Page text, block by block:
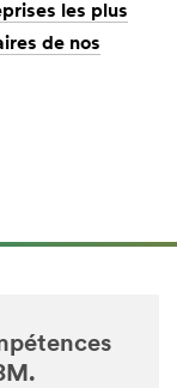
les plus
de nos